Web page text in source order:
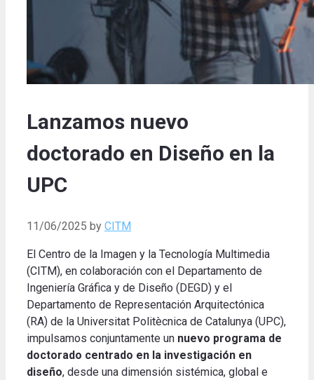
Lanzamos nuevo
doctorado en Diseño en la
UPC
11/06/2025 by CITM
El Centro de la Imagen y la Tecnología Multimedia
(CITM), en colaboración con el Departamento de
Ingeniería Gráfica y de Diseño (DEGD) y el
Departamento de Representación Arquitectónica
(RA) de la Universitat Politècnica de Catalunya (UPC),
impulsamos conjuntamente un nuevo programa de
doctorado centrado en la investigación en
diseño, desde una dimensión sistémica, global e